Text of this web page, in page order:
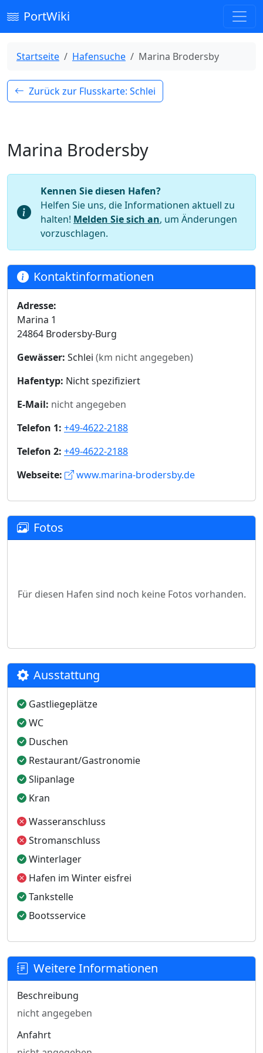
PortWiki
Startseite Hafensuche Marina Brodersby
Zurück zur Flusskarte: Schlei
Marina Brodersby
Kennen Sie diesen Hafen?
Helfen Sie uns, die Informationen aktuell zu
halten! Melden Sie sich an, um Änderungen
vorzuschlagen.
Kontaktinformationen
Adresse:
Marina 1
24864 Brodersby-Burg
Gewässer: Schlei (km nicht angegeben)
Hafentyp: Nicht spezifiziert
E-Mail: nicht angegeben
Telefon 1: +49-4622-2188
Telefon 2: +49-4622-2188
Webseite:
www.marina-brodersby.de
Fotos
Für diesen Hafen sind noch keine Fotos vorhanden.
Ausstattung
Gastliegeplätze
WC
Duschen
Restaurant/Gastronomie
Slipanlage
Kran
Wasseranschluss
Stromanschluss
Winterlager
Hafen im Winter eisfrei
Tankstelle
Bootsservice
Weitere Informationen
Beschreibung
nicht angegeben
Anfahrt